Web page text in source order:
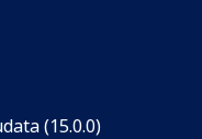
(15.0.0)